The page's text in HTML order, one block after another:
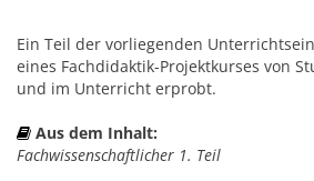
Ein Teil der vorliegenden
eines Fachdidaktik-Projektkurses von
und im Unterricht erprobt.
Aus dem Inhalt:
Fachwissenschaftlicher 1. Teil